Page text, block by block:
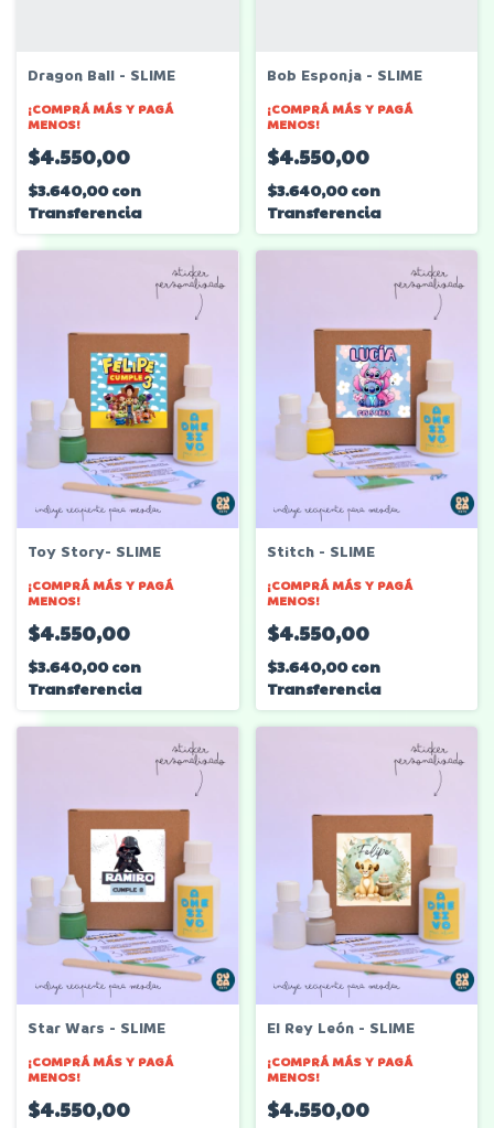
Dragon Ball - SLIME
¡COMPRÁ MÁS Y PAGÁ
MENOS!
$4.550,00
$3.640,00con
Transferencia
Bob Esponja - SLIME
¡COMPRÁ MÁS Y PAGÁ
MENOS!
$4.550,00
$3.640,00con
Transferencia
Toy Story- SLIME
¡COMPRÁ MÁS Y PAGÁ
MENOS!
$4.550,00
$3.640,00con
Transferencia
Stitch - SLIME
¡COMPRÁ MÁS Y PAGÁ
MENOS!
$4.550,00
$3.640,00con
Transferencia
Star Wars - SLIME
¡COMPRÁ MÁS Y PAGÁ
MENOS!
$4.550,00
El Rey León - SLIME
¡COMPRÁ MÁS Y PAGÁ
MENOS!
$4.550,00